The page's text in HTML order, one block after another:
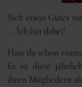
Sich etwas Gutes
... Ich bin dabei!
Hast du schon
Es ist diese
ihren Mitgliedern